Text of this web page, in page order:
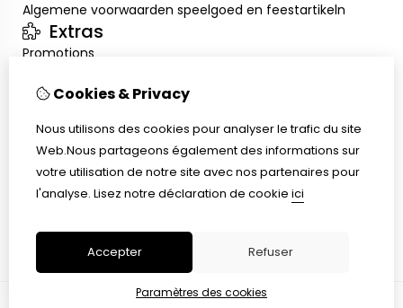
Algemene voorwaarden speelgoed en feestartikeln
Extras
Promotions
Inloggen
Service client
Retour de marchandise
Cookies & Privacy
Nous utilisons des cookies pour analyser le trafic du site
Web.Nous partageons également des informations sur
votre utilisation de notre site avec nos partenaires pour
l'analyse. Lisez notre déclaration de cookie ici
Accepter Refuser
Paramètres des cookies